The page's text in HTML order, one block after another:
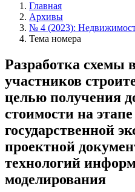
Главная
Архивы
№ 4 (2023):
Тема номера
Разработка схемы
участников
целью получения
стоимости на
государственной
проектной
технологий
моделирования